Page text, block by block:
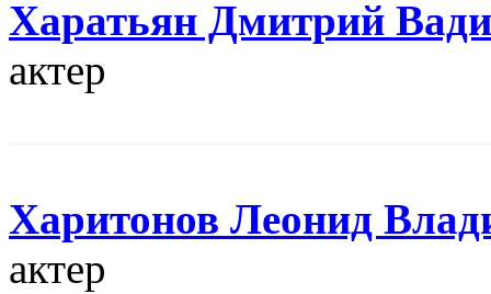
Харатьян Дмитрий
актер
Харитонов Леонид
актер